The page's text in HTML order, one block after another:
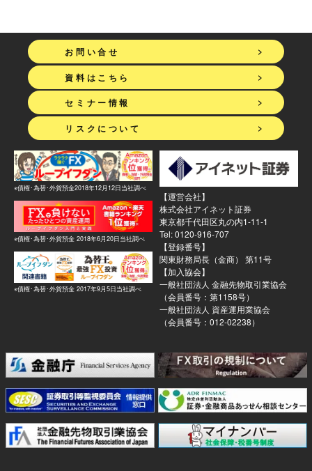
>
お問い合せ
>
資料はこちら
>
セミナー情報
>
リスクについて
※債権･為替･外貨預金2018年12月12日当社調べ
※債権･為替･外貨預金 2018年6月20日当社調べ
※債権･為替･外貨預金 2017年9月5日当社調べ
【運営会社】
株式会社アイネット証券
東京都千代田区丸の内1-11-1
Tel: 0120-916-707
【登録番号】
関東財務局長（金商） 第11号
【加入協会】
一般社団法人 金融先物取引業協会
（会員番号：第1158号）
一般社団法人 資産運用業協会
（会員番号：012-02238）